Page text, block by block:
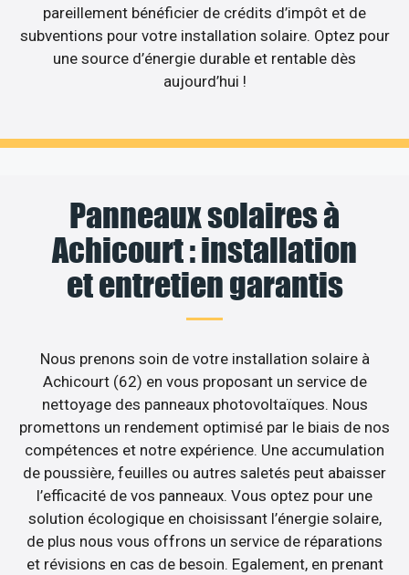
pareillement bénéficier de crédits d’impôt et de
subventions pour votre installation solaire. Optez pour
une source d’énergie durable et rentable dès
aujourd’hui !
Panneaux solaires à
Achicourt : installation
et entretien garantis
Nous prenons soin de votre installation solaire à
Achicourt (62) en vous proposant un service de
nettoyage des panneaux photovoltaïques. Nous
promettons un rendement optimisé par le biais de nos
compétences et notre expérience. Une accumulation
de poussière, feuilles ou autres saletés peut abaisser
l’efficacité de vos panneaux. Vous optez pour une
solution écologique en choisissant l’énergie solaire,
de plus nous vous offrons un service de réparations
et révisions en cas de besoin. Egalement, en prenant